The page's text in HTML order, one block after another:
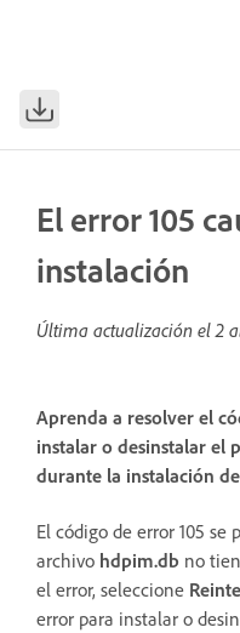
El error 105
instalación
Última actualización el2
Aprenda a resolver el
instalar o desinstalar el
durante la instalación
El código de error 105 se
archivo hdpim.db no
el error, seleccione
error para instalar o